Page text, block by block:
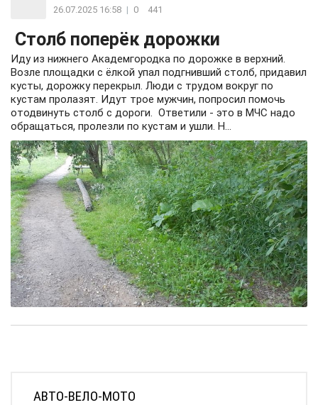
26.07.2025 16:58 | 0 441
Столб поперёк дорожки
Иду из нижнего Академгородка по дорожке в верхний.
Возле площадки с ёлкой упал подгнивший столб, придавил
кусты, дорожку перекрыл. Люди с трудом вокруг по
кустам пролазят. Идут трое мужчин, попросил помочь
отодвинуть столб с дороги. Ответили - это в МЧС надо
обращаться, пролезли по кустам и ушли. Н...
АВТО-ВЕЛО-МОТО